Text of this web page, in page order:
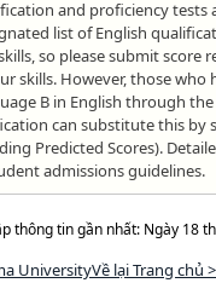
and proficiency tests
list of English
so please submit score
skills. However, those who
B in English through
can substitute this by
Predicted Scores).
admissions guidelines.
thông tin gần nhất: Ngày 18
UniversityVề lại Trang chủ